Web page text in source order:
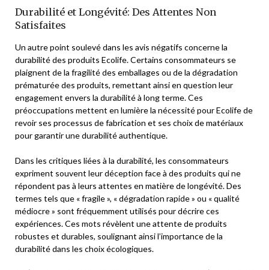
Durabilité et Longévité: Des Attentes Non
Satisfaites
Un autre point soulevé dans les avis négatifs concerne la
durabilité des produits Ecolife. Certains consommateurs se
plaignent de la fragilité des emballages ou de la dégradation
prématurée des produits, remettant ainsi en question leur
engagement envers la durabilité à long terme. Ces
préoccupations mettent en lumière la nécessité pour Ecolife de
revoir ses processus de fabrication et ses choix de matériaux
pour garantir une durabilité authentique.
Dans les critiques liées à la durabilité, les consommateurs
expriment souvent leur déception face à des produits qui ne
répondent pas à leurs attentes en matière de longévité. Des
termes tels que « fragile », « dégradation rapide » ou « qualité
médiocre » sont fréquemment utilisés pour décrire ces
expériences. Ces mots révèlent une attente de produits
robustes et durables, soulignant ainsi l’importance de la
durabilité dans les choix écologiques.